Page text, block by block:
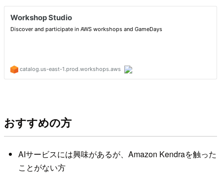
おすすめの方
AIサービスには興味があるが、Amazon Kendraを触った
ことがない方